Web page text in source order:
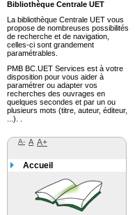
Bibliothèque Centrale UET
La bibliothèque Centrale UET vous
propose de nombreuses possibilités
de recherche et de navigation,
celles-ci sont grandement
paramétrables.
PMB BC.UET Services est à votre
disposition pour vous aider à
paramétrer ou adapter vos
recherches des ouvrages en
quelques secondes et par un ou
plusieurs mots (titre, auteur, éditeur,
...). .
A- A A+
Accueil